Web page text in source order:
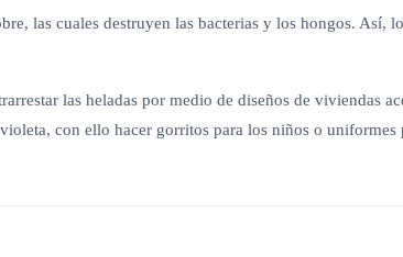
las cuales destruyen las bacterias y los hongos. Así,
las heladas por medio de diseños de viviendas
con ello hacer gorritos para los niños o uniformes